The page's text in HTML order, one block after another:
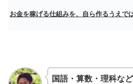
お金を稼げる仕組みを、自ら作るうえで
国語・算数・理科な